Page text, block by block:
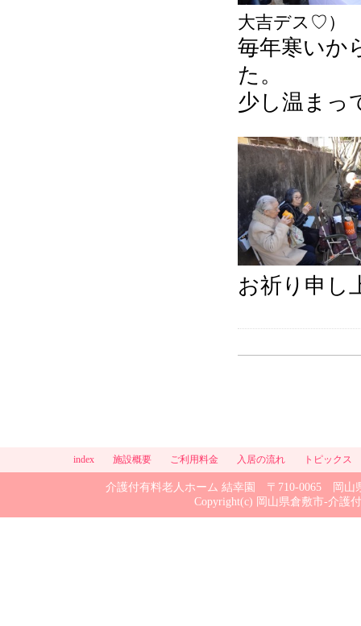
大吉デス♡）
毎年寒いか
た。
少し温まっ
お祈り申し
index 施設概要 ご利用料金 入居の流れ トピックス
介護付有料老人ホーム 結幸園 〒710-0065 岡
Copyright(c) 岡山県倉敷市-介護